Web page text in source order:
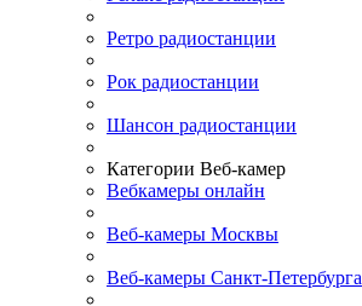
Ретро радиостанции
Рок радиостанции
Шансон радиостанции
Категории Веб-камер
Вебкамеры онлайн
Веб-камеры Москвы
Веб-камеры Санкт-Петербурга